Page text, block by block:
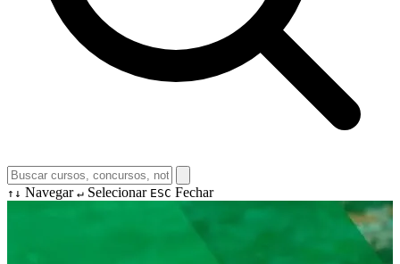
↑↓ Navegar ↵ Selecionar ESC Fechar